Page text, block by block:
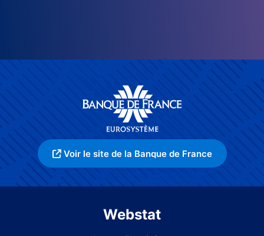
Voir le site de la Banque de France
Webstat